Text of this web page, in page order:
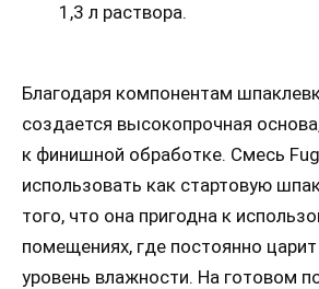
1,3 л раствора.
Благодаря компонентам
создается высокопрочная
к финишной обработке. Смесь
использовать как стартовую
того, что она пригодна к
помещениях, где постоянно
уровень влажности. На готовом